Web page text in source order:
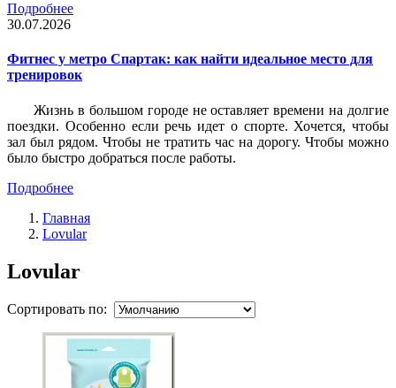
Подробнее
30.07.2026
Фитнес у метро Спартак: как найти идеальное место для
тренировок
Жизнь в большом городе не оставляет времени на долгие
поездки. Особенно если речь идет о спорте. Хочется, чтобы
зал был рядом. Чтобы не тратить час на дорогу. Чтобы можно
было быстро добраться после работы.
Подробнее
Главная
Lovular
Lovular
Сортировать по: